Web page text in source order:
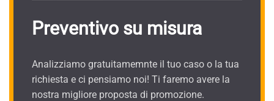
Preventivo su misura
Analizziamo gratuitamemnte il tuo caso o la tua
richiesta e ci pensiamo noi! Ti faremo avere la
nostra migliore proposta di promozione.